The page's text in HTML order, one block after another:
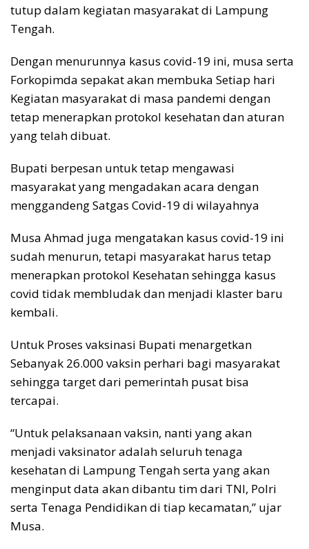
tutup dalam kegiatan masyarakat di Lampung
Tengah.
Dengan menurunnya kasus covid-19 ini, musa serta
Forkopimda sepakat akan membuka Setiap hari
Kegiatan masyarakat di masa pandemi dengan
tetap menerapkan protokol kesehatan dan aturan
yang telah dibuat.
Bupati berpesan untuk tetap mengawasi
masyarakat yang mengadakan acara dengan
menggandeng Satgas Covid-19 di wilayahnya
Musa Ahmad juga mengatakan kasus covid-19 ini
sudah menurun, tetapi masyarakat harus tetap
menerapkan protokol Kesehatan sehingga kasus
covid tidak membludak dan menjadi klaster baru
kembali.
Untuk Proses vaksinasi Bupati menargetkan
Sebanyak 26.000 vaksin perhari bagi masyarakat
sehingga target dari pemerintah pusat bisa
tercapai.
“Untuk pelaksanaan vaksin, nanti yang akan
menjadi vaksinator adalah seluruh tenaga
kesehatan di Lampung Tengah serta yang akan
menginput data akan dibantu tim dari TNI, Polri
serta Tenaga Pendidikan di tiap kecamatan,” ujar
Musa.